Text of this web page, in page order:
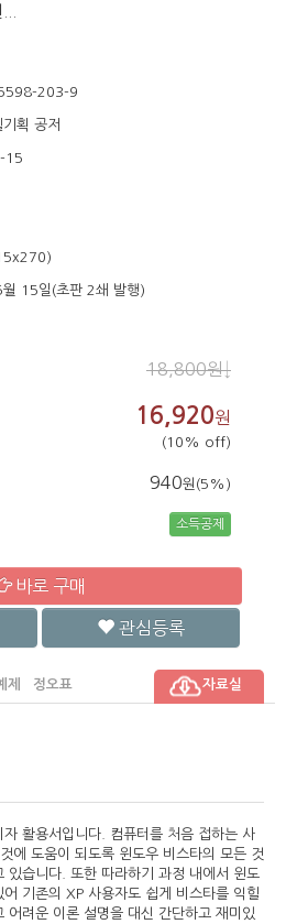
203-9
획 공저
15
15일(초판 2쇄 발행)
18,800원↓
16,920원
(10% off)
940원(5%)
소득공제
바로 구매
관심등록
제 정오표 자료실
활용서입니다. 컴퓨터를 처음 접하는 사
에 도움이 되도록 윈도우 비스타의 모든 것
있습니다. 또한 따라하기 과정 내에서 윈도
기존의 XP 사용자도 쉽게 비스타를 익힐
어려운 이론 설명을 대신 간단하고 재미있